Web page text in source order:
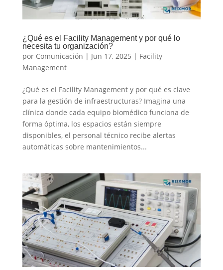
¿Qué es el Facility Management y por qué lo
necesita tu organización?
por Comunicación | Jun 17, 2025 | Facility
Management
¿Qué es el Facility Management y por qué es clave
para la gestión de infraestructuras? Imagina una
clínica donde cada equipo biomédico funciona de
forma óptima, los espacios están siempre
disponibles, el personal técnico recibe alertas
automáticas sobre mantenimientos...